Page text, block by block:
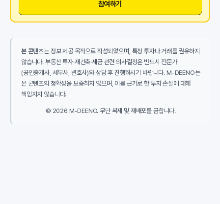
참여하기
본 콘텐츠는 정보 제공 목적으로 작성되었으며, 특정 투자나 거래를 권유하지
않습니다. 부동산 투자·재건축·세금 관련 의사결정은 반드시 전문가
(공인중개사, 세무사, 변호사)와 상담 후 진행하시기 바랍니다. M-DEENO는
본 콘텐츠의 정확성을 보증하지 않으며, 이를 근거로 한 투자 손실에 대해
책임지지 않습니다.
© 2026 M-DEENO. 무단 복제 및 재배포를 금합니다.